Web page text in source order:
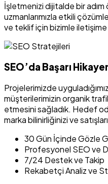
İşletmenizi dijitalde bir adım
uzmanlarımızla etkili
ve teklif için bizimle
SEO’da Başarı
Projelerimizde
müşterilerimizin organik
etmesini sağladık. Hedef
marka bilinirliğinizi ve
30 Gün İçinde Gözle
Profesyonel SEO ve
7/24 Destek ve Takip
Rekabetçi Analiz ve